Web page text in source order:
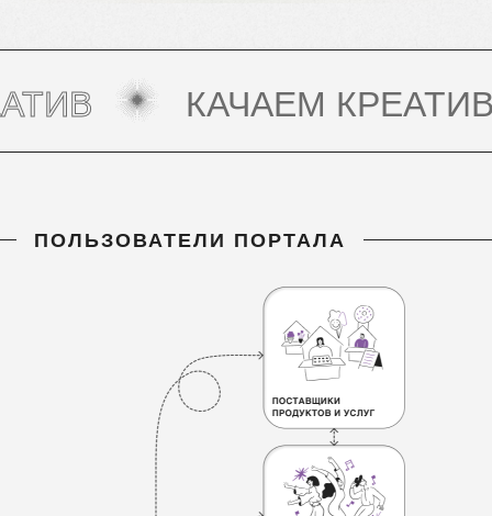
КАЧАЕМ КРЕАТИВ
ПОЛЬЗОВАТЕЛИ ПОРТАЛА